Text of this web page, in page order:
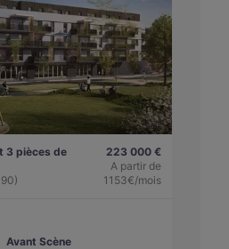
3 pièces de
223 000 €
A partir de
1153€/mois
Avant Scène